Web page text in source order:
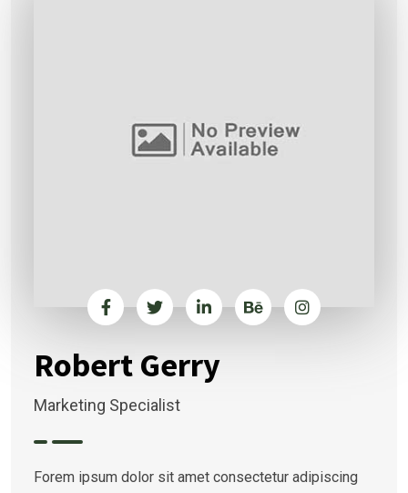
Robert Gerry
Marketing Specialist
Forem ipsum dolor sit amet consectetur adipiscing